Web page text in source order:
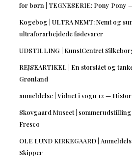
for børn | TEGNESERIE: Pony Pony
Kogebog | ULTRA NEMT: Nemt og
ultraforarbejdede fødevarer
UDSTILLING | KunstCentret
REJSEARTIKEL | En storslået og
Grønland
anmeldelse | Vidnet i vogn 12 —
Skovgaard Museet |
Fresco
OLE LUND KIRKEGAARD |
Skipper